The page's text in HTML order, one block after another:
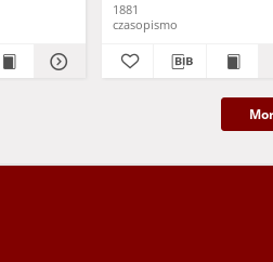
1881
czasopismo